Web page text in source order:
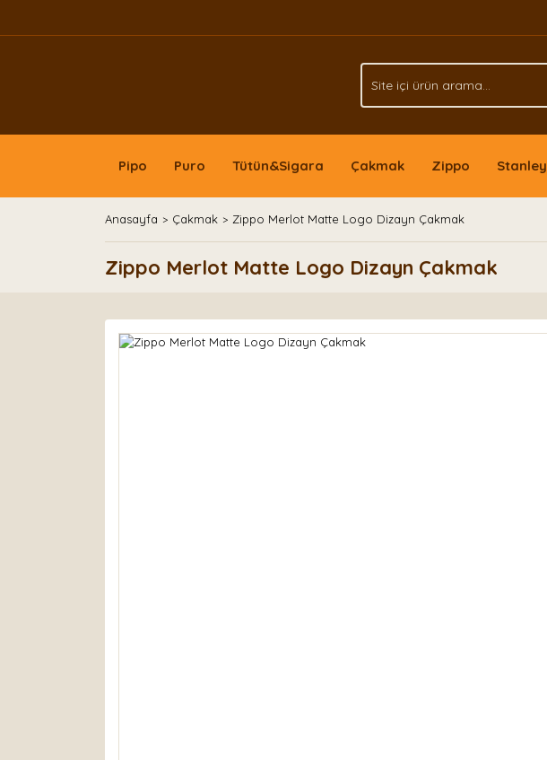
Pipo Puro Tütün&Sigara Çakmak Zippo Stanley
Anasayfa Çakmak Zippo Merlot Matte Logo Dizayn Çakmak
Zippo Merlot Matte Logo Dizayn Çakmak